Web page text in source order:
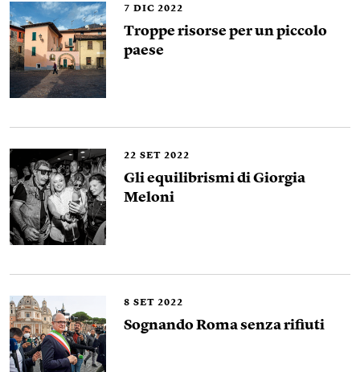
7 DIC 2022
Troppe risorse per un piccolo
paese
22 SET 2022
Gli equilibrismi di Giorgia
Meloni
8 SET 2022
Sognando Roma senza rifiuti